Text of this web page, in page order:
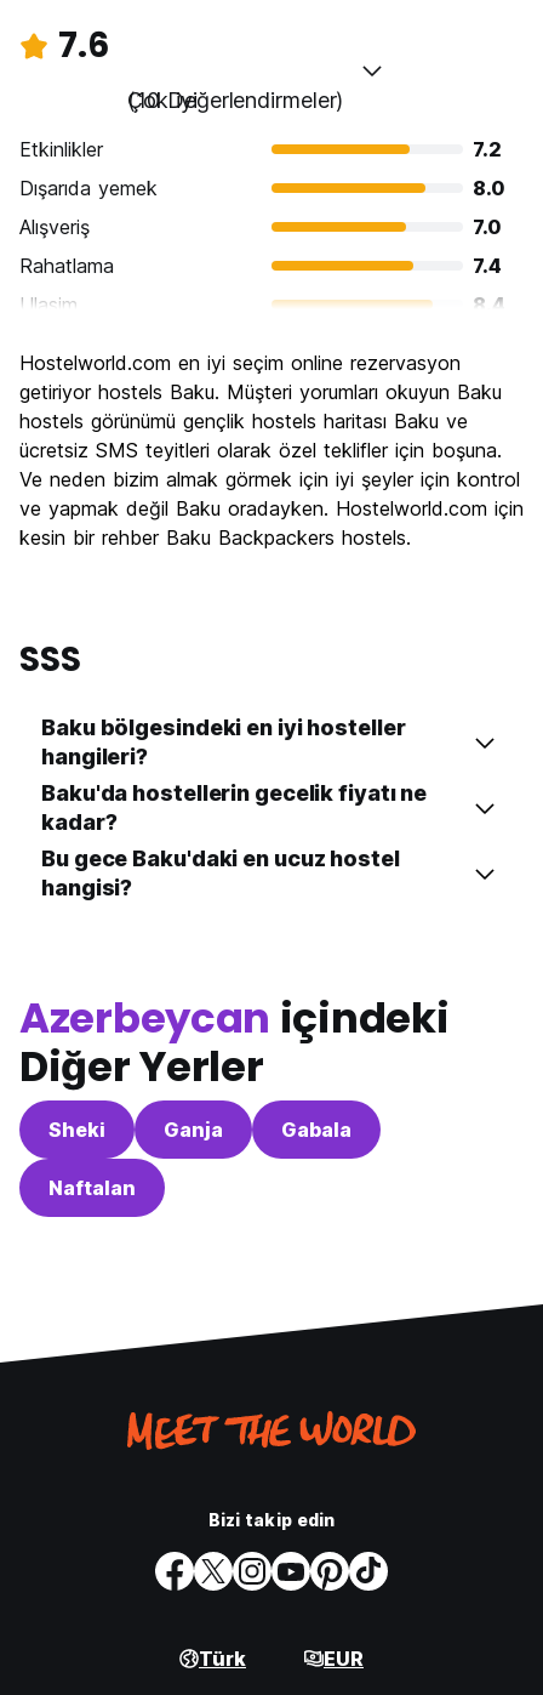
7.6
Çok iyi
(10 Değerlendirmeler)
Etkinlikler
7.2
Dışarıda yemek
8.0
Alışveriş
7.0
Rahatlama
7.4
Ulasim
8.4
Kültür
8.2
Gece hayatı
Ekonomik
7.2
Hostelworld.com en iyi seçim online rezervasyon
getiriyor hostels Baku. Müşteri yorumları okuyun Baku
hostels görünümü gençlik hostels haritası Baku ve
ücretsiz SMS teyitleri olarak özel teklifler için boşuna.
Ve neden bizim almak görmek için iyi şeyler için kontrol
ve yapmak değil Baku oradayken. Hostelworld.com için
kesin bir rehber Baku Backpackers hostels.
SSS
Baku bölgesindeki en iyi hosteller
hangileri?
Baku'da hostellerin gecelik fiyatı ne
kadar?
Bu gece Baku'daki en ucuz hostel
hangisi?
Azerbeycan içindeki
Diğer Yerler
Sheki Ganja Gabala
Naftalan
Bizi takip edin
Türk EUR